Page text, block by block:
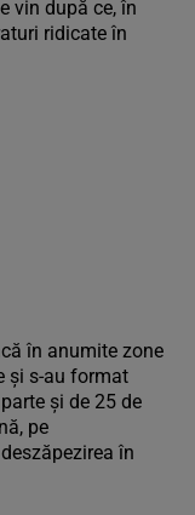
vin după ce, în
ridicate în
în anumite zone
și s-au format
și de 25 de
pe
în